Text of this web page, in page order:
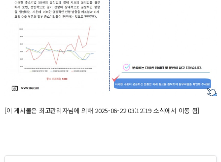
[이 게시물은 최고관리자님에 의해 2025-06-22 03:12:19 소식에서 이동 됨]